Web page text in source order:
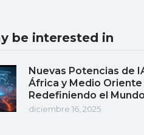
be interested in
Nuevas Potencias de
África y Medio Oriente
Redefiniendo el
diciembre 16, 2025